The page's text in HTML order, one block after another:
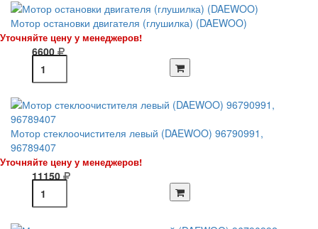
Мотор остановки двигателя (глушилка) (DAEWOO)
Уточняйте цену у менеджеров!
6600
Мотор стеклоочистителя левый (DAEWOO) 96790991,
96789407
Уточняйте цену у менеджеров!
11150